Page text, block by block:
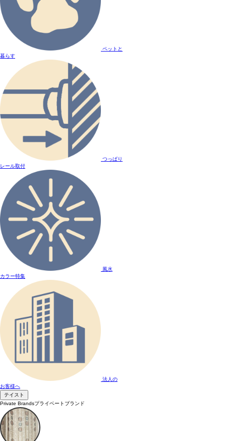
ペットと
暮らす
つっぱり
レール取付
風水
カラー特集
法人の
お客様へ
テイスト
Private Brandsプライベートブランド